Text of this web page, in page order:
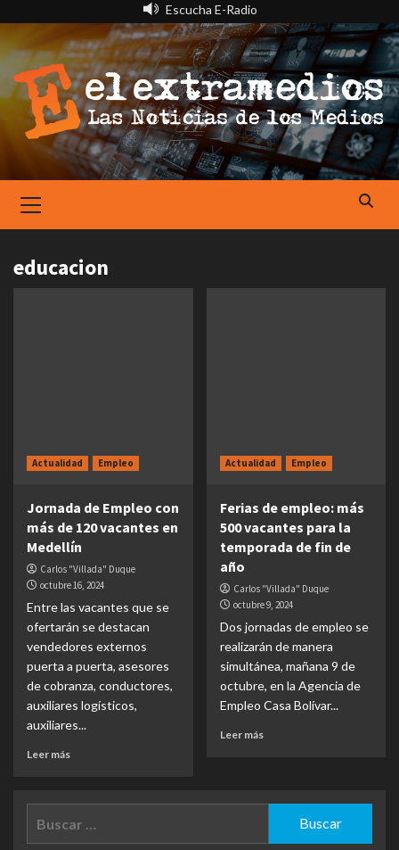
contenido
Escucha E-Radio
Menu
educacion
Actualidad Empleo
Jornada de Empleo con
más de 120 vacantes en
Medellín
Carlos "Villada" Duque
octubre 16, 2024
Entre las vacantes que se
ofertarán se destacan
vendedores externos
puerta a puerta, asesores
de cobranza, conductores,
auxiliares logísticos,
auxiliares...
Leer más
Actualidad Empleo
Ferias de empleo: más
500 vacantes para la
temporada de fin de
año
Carlos "Villada" Duque
octubre 9, 2024
Dos jornadas de empleo se
realizarán de manera
simultánea, mañana 9 de
octubre, en la Agencia de
Empleo Casa Bolívar...
Leer más